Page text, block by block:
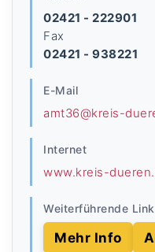
02421 - 222901
Fax
02421 - 938221
E-Mail
amt36@kreis-
Internet
www.kreis-
Weiterführende
Mehr Info